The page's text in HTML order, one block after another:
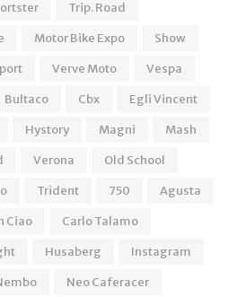
Trip. Road
Motor Bike Expo
Show
Verve Moto
Vespa
Bultaco Cbx
Egli Vincent
Hystory Magni
Mash
Verona
Old School
Trident 750
Agusta
Ciao
Carlo Talamo
Husaberg
Instagram
Neo Caferacer